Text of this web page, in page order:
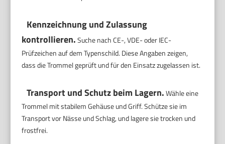
Kennzeichnung und Zulassung
kontrollieren.Suche nach CE-, VDE- oder IEC-
Prüfzeichen auf dem Typenschild. Diese Angaben zeigen,
dass die Trommel geprüft und für den Einsatz zugelassen ist.
Transport und Schutz beim Lagern.Wähle eine
Trommel mit stabilem Gehäuse und Griff. Schütze sie im
Transport vor Nässe und Schlag, und lagere sie trocken und
frostfrei.